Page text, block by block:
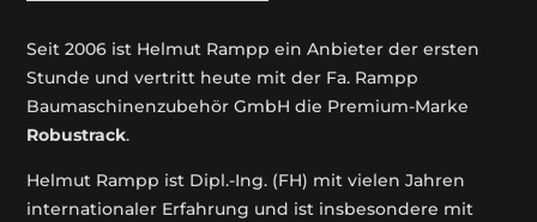
Seit 2006 ist Helmut Rampp ein An­bieter der ersten
Stunde und vertritt heute mit der Fa. Rampp
Baumaschinenzubehör GmbH die Premium-Marke
Robustrack.
Helmut Rampp ist Dipl.-Ing. (FH) mit vielen Jahren
internationaler Erfahrung und ist insbesondere mit